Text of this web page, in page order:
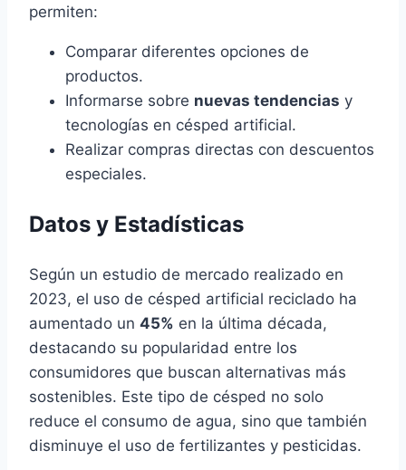
permiten:
Comparar diferentes opciones de
productos.
Informarse sobre nuevas tendencias y
tecnologías en césped artificial.
Realizar compras directas con descuentos
especiales.
Datos y Estadísticas
Según un estudio de mercado realizado en
2023, el uso de césped artificial reciclado ha
aumentado un 45% en la última década,
destacando su popularidad entre los
consumidores que buscan alternativas más
sostenibles. Este tipo de césped no solo
reduce el consumo de agua, sino que también
disminuye el uso de fertilizantes y pesticidas.